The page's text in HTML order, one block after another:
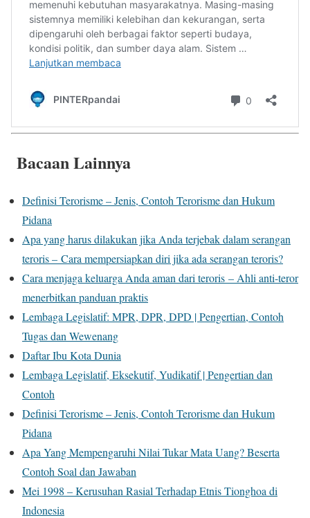
Bacaan Lainnya
Definisi Terorisme – Jenis, Contoh Terorisme dan Hukum
Pidana
Apa yang harus dilakukan jika Anda terjebak dalam serangan
teroris – Cara mempersiapkan diri jika ada serangan teroris?
Cara menjaga keluarga Anda aman dari teroris – Ahli anti-teror
menerbitkan panduan praktis
Lembaga Legislatif: MPR, DPR, DPD | Pengertian, Contoh
Tugas dan Wewenang
Daftar Ibu Kota Dunia
Lembaga Legislatif, Eksekutif, Yudikatif | Pengertian dan
Contoh
Definisi Terorisme – Jenis, Contoh Terorisme dan Hukum
Pidana
Apa Yang Mempengaruhi Nilai Tukar Mata Uang? Beserta
Contoh Soal dan Jawaban
Mei 1998 – Kerusuhan Rasial Terhadap Etnis Tionghoa di
Indonesia